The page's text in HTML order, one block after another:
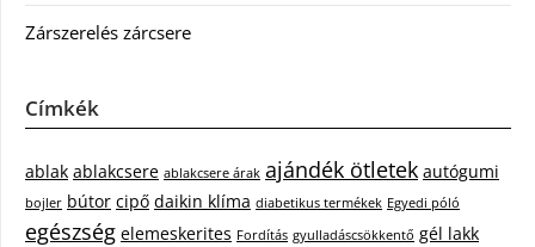
Zárszerelés zárcsere
Címkék
ablak ablakcsere ablakcsere árak ajándék ötletek autógumi
bojler bútor cipő daikin klíma diabetikus termékek Egyedi póló
egészség elemeskerites Fordítás gyulladáscsökkentő gél lakk